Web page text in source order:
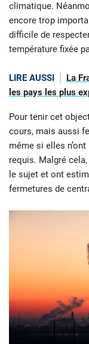
climatique.
encore trop
difficile de
température fixée
LIRE AUSSI
La
les pays les plus
Pour tenir cet
cours, mais aussi
même si elles
requis. Malgré
le sujet et ont
fermetures de